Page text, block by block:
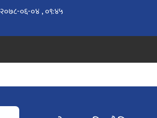
२०७८-०६-०४ , ०९:४५